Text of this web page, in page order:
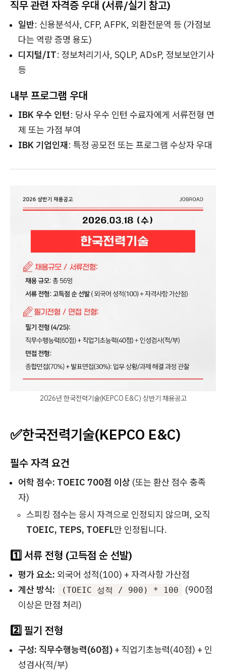
직무 관련 자격증 우대 (서류/실기 참고)
일반: 신용분석사, CFP, AFPK, 외환전문역 등 (가점보
다는 역량 증명 용도)
디지털/IT: 정보처리기사, SQLP, ADsP, 정보보안기사
등
내부 프로그램 우대
IBK 우수 인턴: 당사 우수 인턴 수료자에게 서류전형 면
제 또는 가점 부여
IBK 기업인재: 특정 공모전 또는 프로그램 수상자 우대
2026년 한국전력기술(KEPCO E&C) 상반기 채용공고
✅한국전력기술(KEPCO E&C)
필수 자격 요건
어학 점수: TOEIC 700점 이상 (또는 환산 점수 충족
자)
스피킹 점수는 응시 자격으로 인정되지 않으며, 오직
TOEIC, TEPS, TOEFL만 인정됩니다.
1️⃣ 서류 전형 (고득점 순 선발)
평가 요소: 외국어 성적(100) + 자격사항 가산점
계산 방식:
(TOEIC 성적 / 900) * 100
(900점
이상은 만점 처리)
2️⃣ 필기 전형
구성: 직무수행능력(60점) + 직업기초능력(40점) + 인
성검사(적/부)